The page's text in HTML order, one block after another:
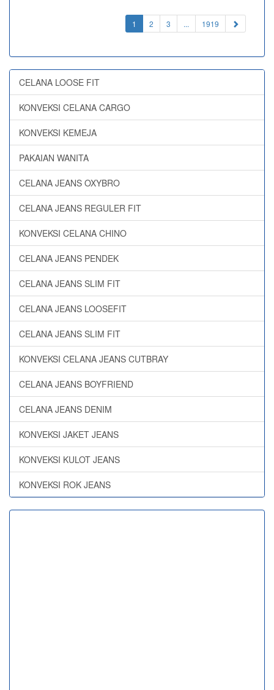
1 (current)
2 3 ... 1919
CELANA LOOSE FIT
KONVEKSI CELANA CARGO
KONVEKSI KEMEJA
PAKAIAN WANITA
CELANA JEANS OXYBRO
CELANA JEANS REGULER FIT
KONVEKSI CELANA CHINO
CELANA JEANS PENDEK
CELANA JEANS SLIM FIT
CELANA JEANS LOOSEFIT
CELANA JEANS SLIM FIT
KONVEKSI CELANA JEANS CUTBRAY
CELANA JEANS BOYFRIEND
CELANA JEANS DENIM
KONVEKSI JAKET JEANS
KONVEKSI KULOT JEANS
KONVEKSI ROK JEANS